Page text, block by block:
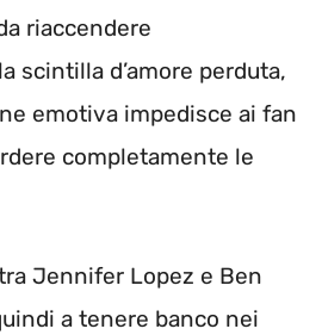
riaccendere
scintilla d’amore perduta,
emotiva impedisce ai fan
completamente le
Jennifer Lopez e Ben
a tenere banco nei